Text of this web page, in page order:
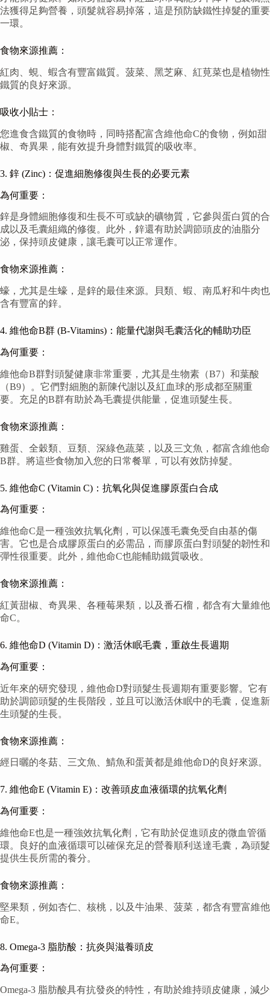
法獲得足夠營養，頭髮就容易掉落，這是預防缺鐵性掉髮的重要
一環。
食物來源推薦：
紅肉、蜆、蝦含有豐富鐵質。菠菜、黑芝麻、紅莧菜也是植物性
鐵質的良好來源。
吸收小貼士：
您進食含鐵質的食物時，同時搭配富含維他命C的食物，例如甜
椒、奇異果，能有效提升身體對鐵質的吸收率。
3. 鋅 (Zinc)：促進細胞修復與生長的必要元素
為何重要：
鋅是身體細胞修復和生長不可或缺的礦物質，它參與蛋白質的合
成以及毛囊組織的修復。此外，鋅還有助於調節頭皮的油脂分
泌，保持頭皮健康，讓毛囊可以正常運作。
食物來源推薦：
蠔，尤其是生蠔，是鋅的最佳來源。貝類、蝦、南瓜籽和牛肉也
含有豐富的鋅。
4. 維他命B群 (B-Vitamins)：能量代謝與毛囊活化的輔助功臣
為何重要：
維他命B群對頭髮健康非常重要，尤其是生物素（B7）和葉酸
（B9）。它們對細胞的新陳代謝以及紅血球的形成都至關重
要。充足的B群有助於為毛囊提供能量，促進頭髮生長。
食物來源推薦：
雞蛋、全穀類、豆類、深綠色蔬菜，以及三文魚，都富含維他命
B群。將這些食物加入您的日常餐單，可以有效防掉髮。
5. 維他命C (Vitamin C)：抗氧化與促進膠原蛋白合成
為何重要：
維他命C是一種強效抗氧化劑，可以保護毛囊免受自由基的傷
害。它也是合成膠原蛋白的必需品，而膠原蛋白對頭髮的韌性和
彈性很重要。此外，維他命C也能輔助鐵質吸收。
食物來源推薦：
紅黃甜椒、奇異果、各種莓果類，以及番石榴，都含有大量維他
命C。
6. 維他命D (Vitamin D)：激活休眠毛囊，重啟生長週期
為何重要：
近年來的研究發現，維他命D對頭髮生長週期有重要影響。它有
助於調節頭髮的生長階段，並且可以激活休眠中的毛囊，促進新
生頭髮的生長。
食物來源推薦：
經日曬的冬菇、三文魚、鯖魚和蛋黃都是維他命D的良好來源。
7. 維他命E (Vitamin E)：改善頭皮血液循環的抗氧化劑
為何重要：
維他命E也是一種強效抗氧化劑，它有助於促進頭皮的微血管循
環。良好的血液循環可以確保充足的營養順利送達毛囊，為頭髮
提供生長所需的養分。
食物來源推薦：
堅果類，例如杏仁、核桃，以及牛油果、菠菜，都含有豐富維他
命E。
8. Omega-3 脂肪酸：抗炎與滋養頭皮
為何重要：
Omega-3 脂肪酸具有抗發炎的特性，有助於維持頭皮健康，減少